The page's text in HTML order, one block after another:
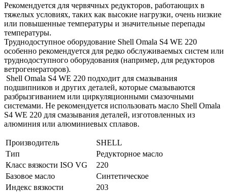
Рекомендуется для червячных редукторов, работающих в
тяжелых условиях, таких как высокие нагрузки, очень низкие
или повышенные температуры и значительные перепады
температуры.
Труднодоступное оборудование Shell Omala S4 WE 220
особенно рекомендуется для редко обслуживаемых систем или
труднодоступного оборудования (например, для редукторов
ветрогенераторов).
Shell Omala S4 WE 220 подходит для смазывания
подшипников и других деталей, которые смазываются
разбрызгиванием или циркуляционными смазочными
системами. Не рекомендуется использовать масло Shell Omala
S4 WE 220 для смазывания деталей, изготовленных из
алюминия или алюминиевых сплавов.
Производитель
SHELL
Тип
Редукторное масло
Класс вязкости ISO VG
220
Базовое масло
Cинтетическое
Индекс вязкости
203